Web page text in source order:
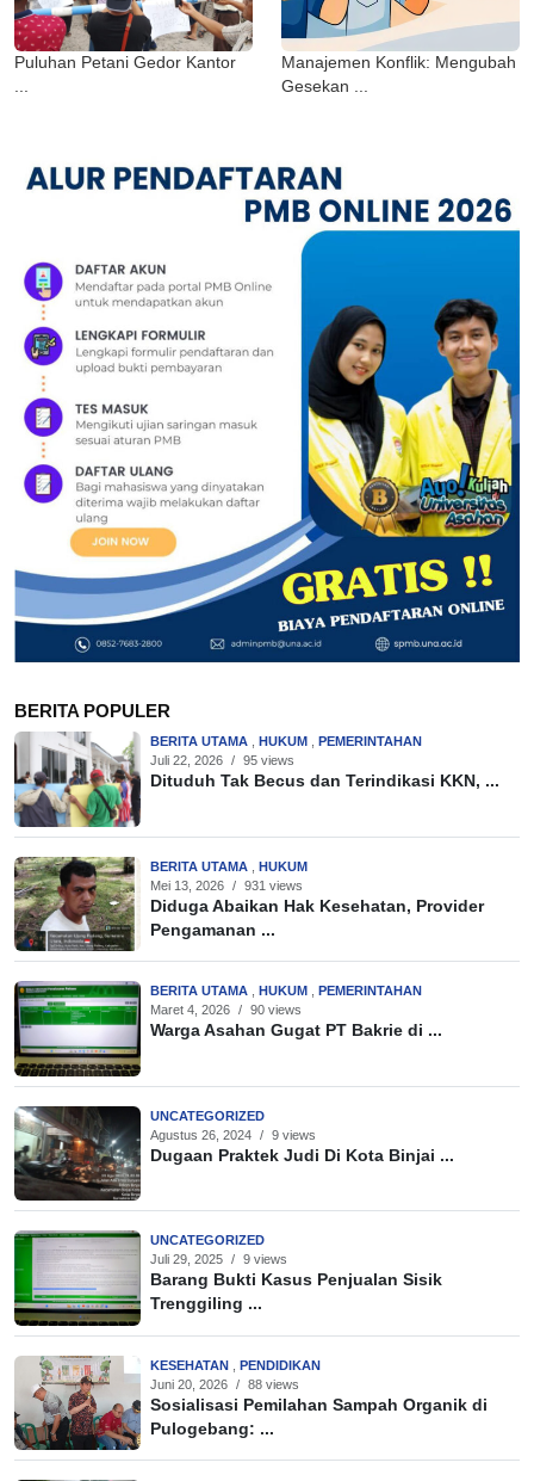
Puluhan Petani Gedor Kantor
...
Manajemen Konflik: Mengubah
Gesekan ...
BERITA POPULER
BERITA UTAMA HUKUM
PEMERINTAHAN
Juli 22, 2026 / 95 views
Dituduh Tak Becus dan Terindikasi KKN, ...
BERITA UTAMA
HUKUM
Mei 13, 2026 / 931 views
Diduga Abaikan Hak Kesehatan, Provider
Pengamanan ...
BERITA UTAMA HUKUM
PEMERINTAHAN
Maret 4, 2026 / 90 views
Warga Asahan Gugat PT Bakrie di ...
UNCATEGORIZED
Agustus 26, 2024 / 9 views
Dugaan Praktek Judi Di Kota Binjai ...
UNCATEGORIZED
Juli 29, 2025 / 9 views
Barang Bukti Kasus Penjualan Sisik
Trenggiling ...
KESEHATAN
PENDIDIKAN
Juni 20, 2026 / 88 views
Sosialisasi Pemilahan Sampah Organik di
Pulogebang: ...